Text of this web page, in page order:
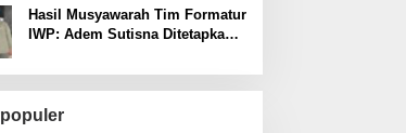
Hasil Musyawarah Tim Formatur
IWP: Adem Sutisna Ditetapkan
Periode 2026–2028